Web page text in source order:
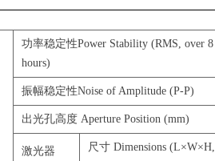
功率稳定性Power Stability (RMS, over 8
hours)
振幅稳定性Noise of Amplitude (P-P)
出光孔高度 Aperture Position (mm)
激光器
尺寸 Dimensions (L×W×H,